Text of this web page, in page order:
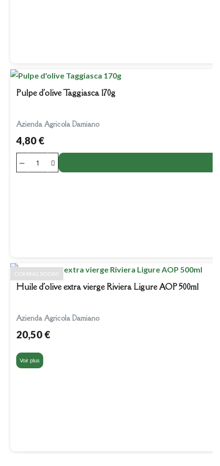
Pulpe d'olive Taggiasca 170g
Azienda Agricola Damiano
4,80 €
Huile d'olive extra vierge Riviera Ligure AOP 500ml
Azienda Agricola Damiano
20,50 €
Voir plus
COMING SOON!